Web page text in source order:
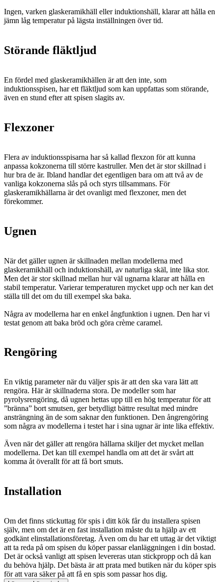
Ingen, varken glaskeramikhäll eller induktionshäll, klarar att hålla en
jämn låg temperatur på lägsta inställningen över tid.
Störande fläktljud
En fördel med glaskeramikhällen är att den inte, som
induktionsspisen, har ett fläktljud som kan uppfattas som störande,
även en stund efter att spisen slagits av.
Flexzoner
Flera av induktionsspisarna har så kallad flexzon för att kunna
anpassa kokzonerna till större kastruller. Men det är stor skillnad i
hur bra de är. Ibland handlar det egentligen bara om att två av de
vanliga kokzonerna slås på och styrs tillsammans. För
glaskeramikhällarna är det ovanligt med flexzoner, men det
förekommer.
Ugnen
När det gäller ugnen är skillnaden mellan modellerna med
glaskeramikhäll och induktionshäll, av naturliga skäl, inte lika stor.
Men det är stor skillnad mellan hur väl ugnarna klarar att hålla en
stabil temperatur. Varierar temperaturen mycket upp och ner kan det
ställa till det om du till exempel ska baka.
Några av modellerna har en enkel ångfunktion i ugnen. Den har vi
testat genom att baka bröd och göra crème caramel.
Rengöring
En viktig parameter när du väljer spis är att den ska vara lätt att
rengöra. Här är skillnaderna stora. De modeller som har
pyrolysrengöring, då ugnen hettas upp till en hög temperatur för att
”bränna” bort smutsen, ger betydligt bättre resultat med mindre
ansträngning än de som saknar den funktionen. Den ångrengöring
som några av modellerna i testet har i sina ugnar är inte lika effektiv.
Även när det gäller att rengöra hällarna skiljer det mycket mellan
modellerna. Det kan till exempel handla om att det är svårt att
komma åt överallt för att få bort smuts.
Installation
Om det finns stickuttag för spis i ditt kök får du installera spisen
själv, men om det är en fast installation måste du ta hjälp av ett
godkänt elinstallationsföretag. Även om du har ett uttag är det viktigt
att ta reda på om spisen du köper passar elanläggningen i din bostad.
Det är också vanligt att spisen levereras utan stickpropp och då kan
du behöva hjälp. Det bästa är att prata med butiken när du köper spis
för att vara säker på att få en spis som passar hos dig.